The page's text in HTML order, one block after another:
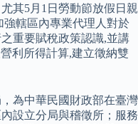
其5月1日勞動節放假日親
強轄區內專業代理人對於
重要賦稅政策認識,並講
利所得計算,建立徵納雙
為中華民國財政部在臺灣
設立分局與稽徵所；服務